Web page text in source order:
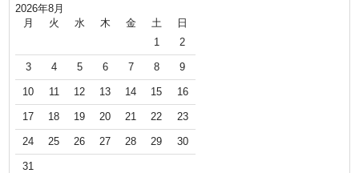
2026年8月
月 火 水 木 金 土 日
1 2
3 4 5 6 7 8 9
10 11 12 13 14 15 16
17 18 19 20 21 22 23
24 25 26 27 28 29 30
31